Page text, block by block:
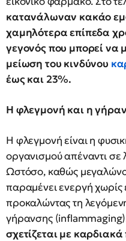
κατανάλωναν κακάο
χαμηλότερα επίπεδα
γεγονός που μπορεί να
μείωση του κινδύνου
έως και 23%.
Η φλεγμονή και η
Η φλεγμονή είναι η
οργανισμού απέναντι σε
Ωστόσο, καθώς
παραμένει ενεργή
προκαλώντας τη
γήρανσης
σχετίζεται με